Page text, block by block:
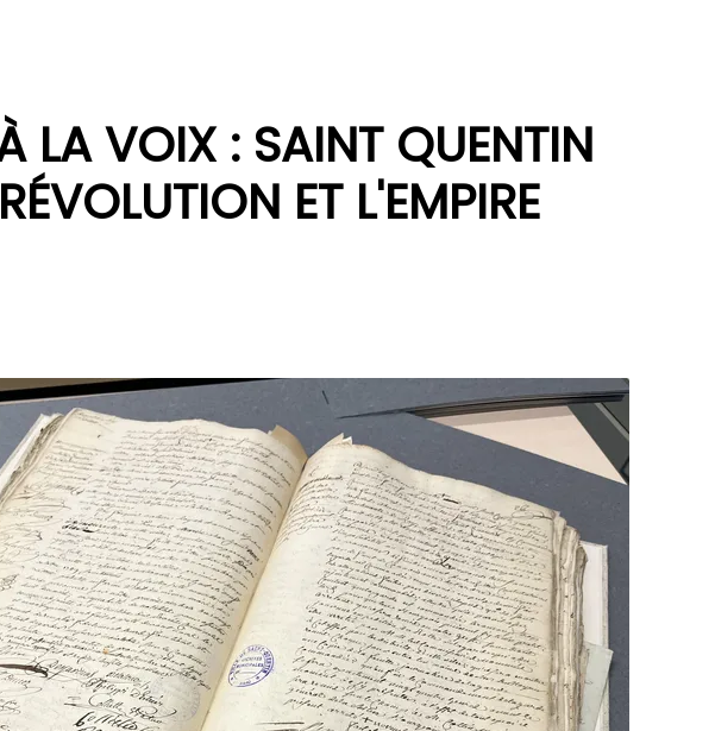
LA VOIX : SAINT QUENTIN
ET L'EMPIRE